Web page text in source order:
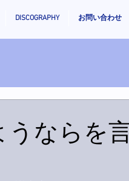
DISCOGRAPHY お問い合わせ
ならを